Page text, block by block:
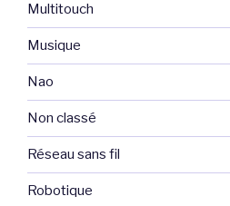
Multitouch
Musique
Nao
Non classé
Réseau sans fil
Robotique